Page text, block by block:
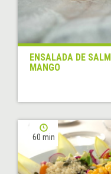
ENSALADA DE
MANGO
60 min